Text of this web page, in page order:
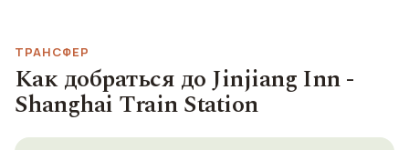
ТРАНСФЕР
Как добраться до Jinjiang Inn -
Shanghai Train Station